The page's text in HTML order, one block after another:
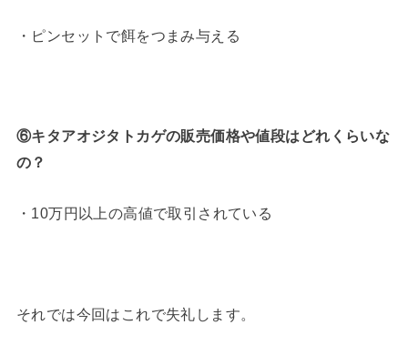
・ピンセットで餌をつまみ与える
⑥キタアオジタトカゲの販売価格や値段はどれくらいな
の？
・10万円以上の高値で取引されている
それでは今回はこれで失礼します。